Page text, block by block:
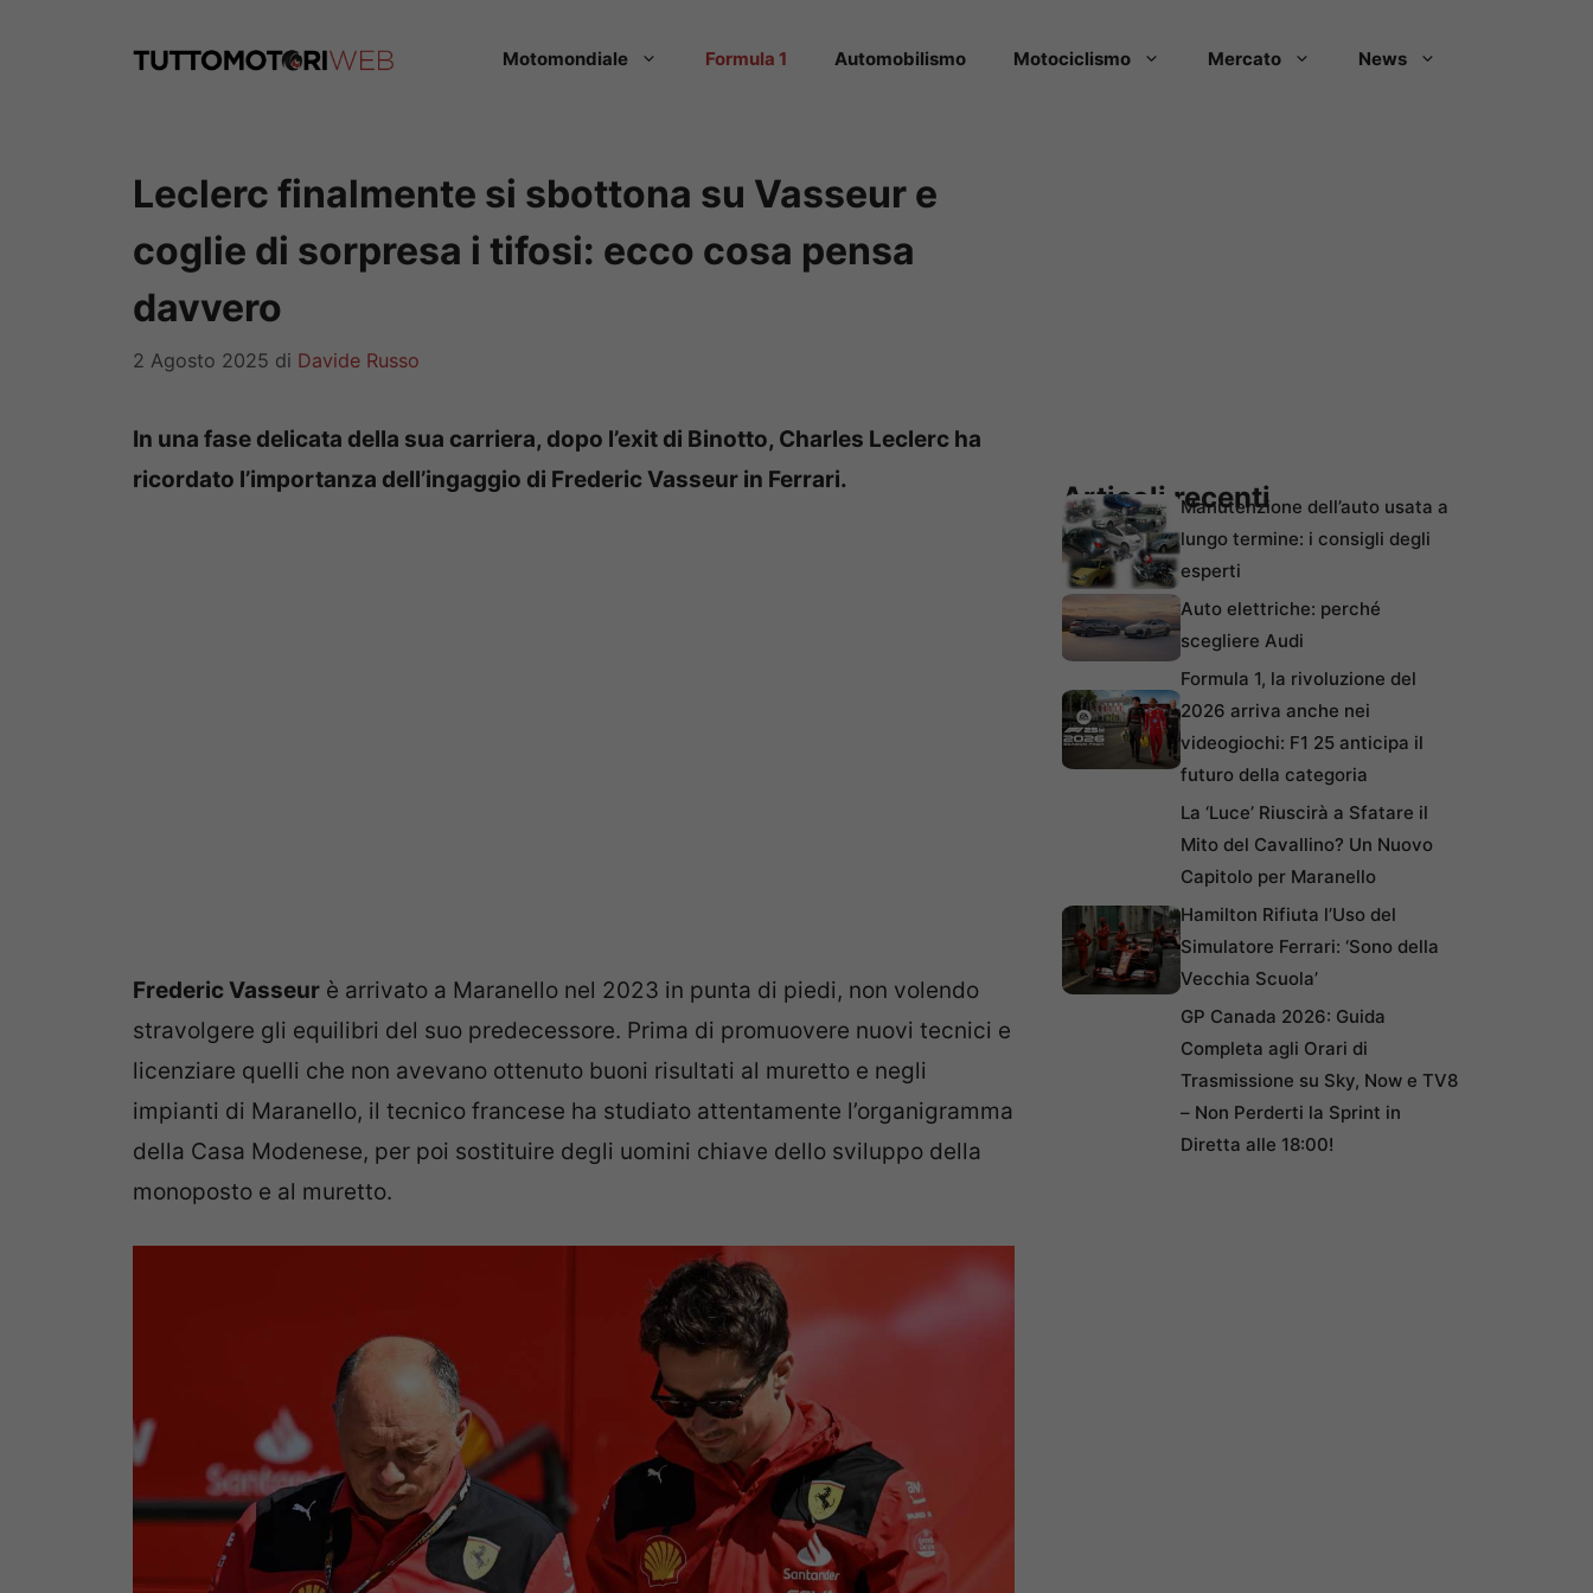
Motomondiale Formula 1 Automobilismo Motociclismo Mercato News
Leclerc finalmente si sbottona su Vasseur e
coglie di sorpresa i tifosi: ecco cosa pensa
davvero
2 Agosto 2025 di Davide Russo
In una fase delicata della sua carriera, dopo l’exit di Binotto, Charles Leclerc ha
ricordato l’importanza dell’ingaggio di Frederic Vasseur in Ferrari.
Frederic Vasseur è arrivato a Maranello nel 2023 in punta di piedi, non volendo
stravolgere gli equilibri del suo predecessore. Prima di promuovere nuovi tecnici e
licenziare quelli che non avevano ottenuto buoni risultati al muretto e negli
impianti di Maranello, il tecnico francese ha studiato attentamente l’organigramma
della Casa Modenese, per poi sostituire degli uomini chiave dello sviluppo della
monoposto e al muretto.
Articoli recentiManutenzione dell’auto usata a
lungo termine: i consigli degli
esperti
Auto elettriche: perché
scegliere Audi
Formula 1, la rivoluzione del
2026 arriva anche nei
videogiochi: F1 25 anticipa il
futuro della categoria
La ‘Luce’ Riuscirà a Sfatare il
Mito del Cavallino? Un Nuovo
Capitolo per Maranello
Hamilton Rifiuta l’Uso del
Simulatore Ferrari: ‘Sono della
Vecchia Scuola’
GP Canada 2026: Guida
Completa agli Orari di
Trasmissione su Sky, Now e TV8
– Non Perderti la Sprint in
Diretta alle 18:00!